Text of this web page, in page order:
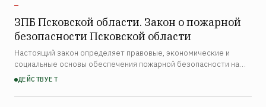
—
ЗПБ Псковской области. Закон о пожарной
безопасности Псковской области
Настоящий закон определяет правовые, экономические и
социальные основы обеспечения пожарной безопасности на
территории Псковской области. Закон распространяется на
ДЕЙСТВУЕТ